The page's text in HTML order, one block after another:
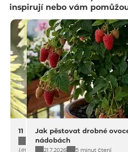
inspirují nebo vám
11 na rostliny do sucha a horka
4.8.2026
10 minut čtení
Letošní léto dává zahradám zabrat. Přesto
Jak pěstovat drobné
nádobách
21.7.2026
5 minut čtení